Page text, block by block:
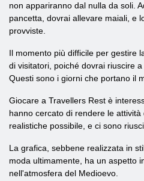
non appariranno dal nulla da soli.
pancetta, dovrai allevare maiali, e
provviste.
Il momento più difficile per gestire
di visitatori, poiché dovrai riuscire
Questi sono i giorni che portano il
Giocare a Travellers Rest è
hanno cercato di rendere le attività
realistiche possibile, e ci sono
La grafica, sebbene realizzata in
moda ultimamente, ha un aspetto
nell'atmosfera del Medioevo.